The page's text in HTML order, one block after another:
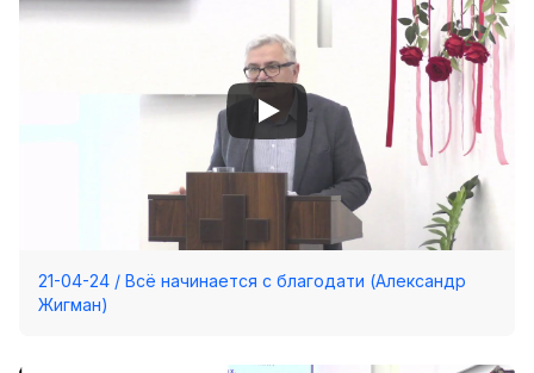
21-04-24 / Всё начинается с благодати (Александр
Жигман)